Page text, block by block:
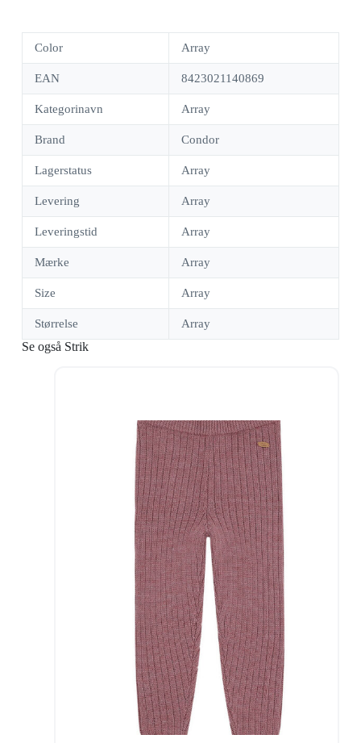
Color Array
EAN 8423021140869
Kategorinavn Array
Brand Condor
Lagerstatus Array
Levering Array
Leveringstid Array
Mærke Array
Size Array
Størrelse Array
Se også Strik